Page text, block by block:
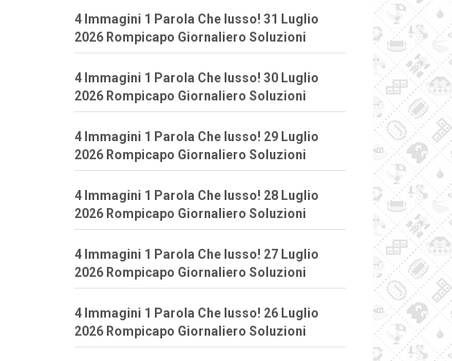
4 Immagini 1 Parola Che lusso! 31 Luglio
2026 Rompicapo Giornaliero Soluzioni
4 Immagini 1 Parola Che lusso! 30 Luglio
2026 Rompicapo Giornaliero Soluzioni
4 Immagini 1 Parola Che lusso! 29 Luglio
2026 Rompicapo Giornaliero Soluzioni
4 Immagini 1 Parola Che lusso! 28 Luglio
2026 Rompicapo Giornaliero Soluzioni
4 Immagini 1 Parola Che lusso! 27 Luglio
2026 Rompicapo Giornaliero Soluzioni
4 Immagini 1 Parola Che lusso! 26 Luglio
2026 Rompicapo Giornaliero Soluzioni